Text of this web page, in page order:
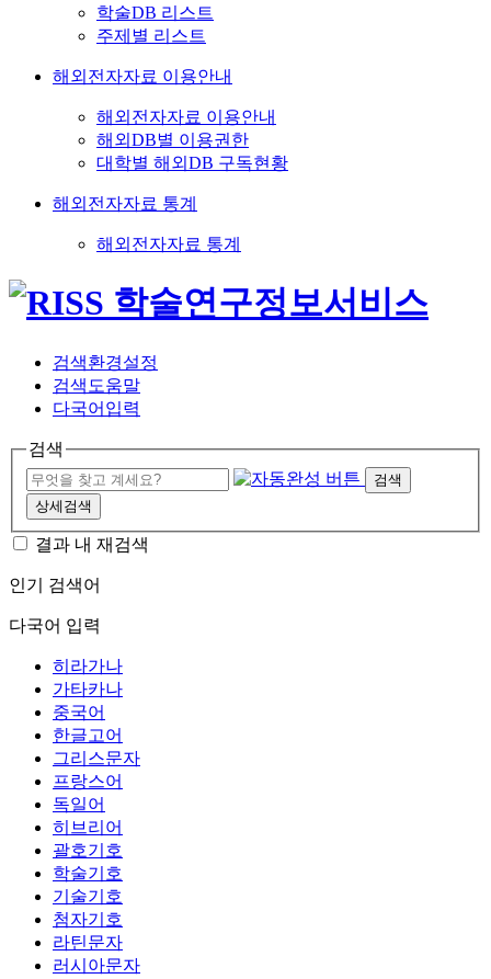
학술DB 리스트
주제별 리스트
해외전자자료 이용안내
해외전자자료 이용안내
해외DB별 이용권한
대학별 해외DB 구독현황
해외전자자료 통계
해외전자자료 통계
검색환경설정
검색도움말
다국어입력
검색
검색
상세검색
결과 내 재검색
인기 검색어
다국어 입력
히라가나
가타카나
중국어
한글고어
그리스문자
프랑스어
독일어
히브리어
괄호기호
학술기호
기술기호
첨자기호
라틴문자
러시아문자